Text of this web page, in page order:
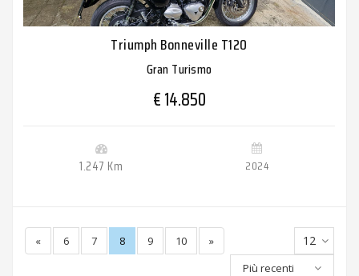
Triumph Bonneville T120
Gran Turismo
€ 14.850
1.247 Km 2024
« 6 7 8 9 10 » 12
Più recenti